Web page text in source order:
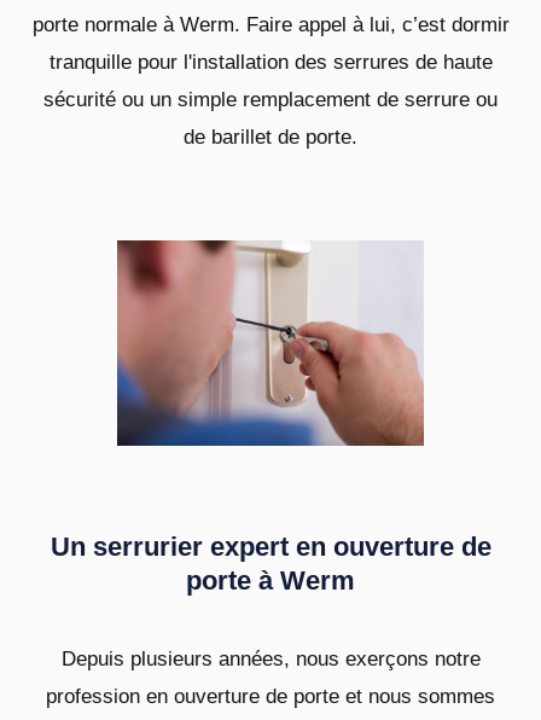
porte normale à Werm. Faire appel à lui, c’est dormir
tranquille pour l'installation des serrures de haute
sécurité ou un simple remplacement de serrure ou
de barillet de porte.
Un serrurier expert en ouverture de
porte à Werm
Depuis plusieurs années, nous exerçons notre
profession en ouverture de porte et nous sommes